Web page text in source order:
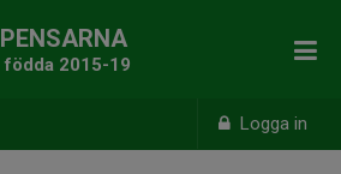
Logga in
födda 2015-19